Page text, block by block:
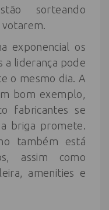
sorteando
exponencial os
a liderança pode
o mesmo dia. A
bom exemplo,
fabricantes se
briga promete.
também está
assim como
amenities e